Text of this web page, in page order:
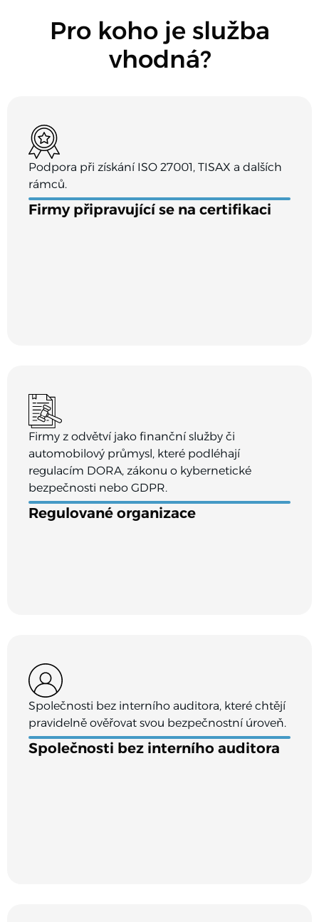
Pro koho je služba
vhodná?
Podpora při získání ISO 27001, TISAX a dalších
rámců.
Firmy připravující se na certifikaci
Firmy z odvětví jako finanční služby či
automobilový průmysl, které podléhají
regulacím DORA, zákonu o kybernetické
bezpečnosti nebo GDPR.
Regulované organizace
Společnosti bez interního auditora, které chtějí
pravidelně ověřovat svou bezpečnostní úroveň.
Společnosti bez interního auditora